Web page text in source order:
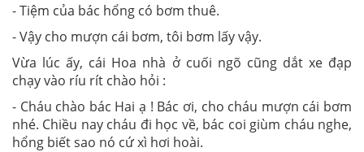
- Tiệm của bác hổng có bơm thuê.
- Vậy cho mượn cái bơm, tôi bơm lấy vậy.
Vừa lúc ấy, cái Hoa nhà ở cuối ngõ cũng dắt xe đạp
chạy vào ríu rít chào hỏi :
- Cháu chào bác Hai ạ ! Bác ơi, cho cháu mượn cái bơm
nhé. Chiều nay cháu đi học về, bác coi giùm cháu nghe,
hổng biết sao nó cứ xì hơi hoài.